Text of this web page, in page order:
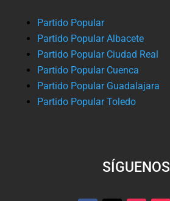
Partido Popular
Partido Popular Albacete
Partido Popular Ciudad Real
Partido Popular Cuenca
Partido Popular Guadalajara
Partido Popular Toledo
SÍGUENOS